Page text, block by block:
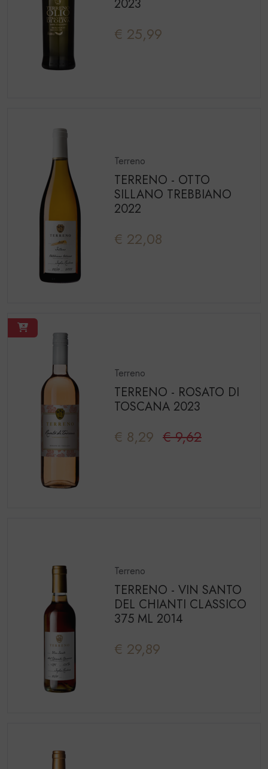
2023
€ 25,99
Terreno
TERRENO - OTTO
SILLANO TREBBIANO
2022
€ 22,08
Terreno
TERRENO - ROSATO DI
TOSCANA 2023
€ 8,29 € 9,62
Terreno
TERRENO - VIN SANTO
DEL CHIANTI CLASSICO
375 ML 2014
€ 29,89